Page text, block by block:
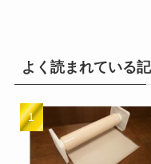
よく読まれている